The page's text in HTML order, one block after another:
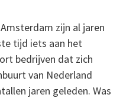
zijn al jaren
tijd iets aan het
bedrijven dat zich
van Nederland
jaren geleden. Was